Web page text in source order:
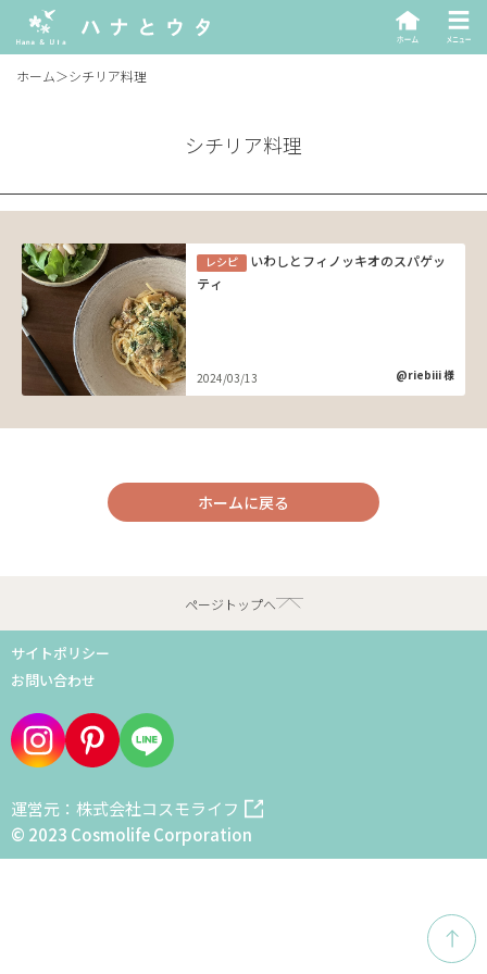
ホーム＞シチリア料理
シチリア料理
レシピ
いわしとフィノッキオのスパゲッ
ティ
2024/03/13 @riebiii 様
ホームに戻る
ページトップへ
サイトポリシー
お問い合わせ
運営元：株式会社コスモライフ
© 2023 Cosmolife Corporation